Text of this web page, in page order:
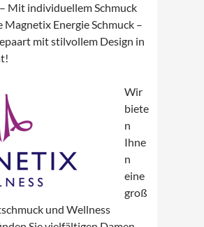
Mit individuellem Schmuck
Energie Schmuck –
mit stilvollem Design in
Wir
biete
n
Ihne
n
eine
groß
und Wellness